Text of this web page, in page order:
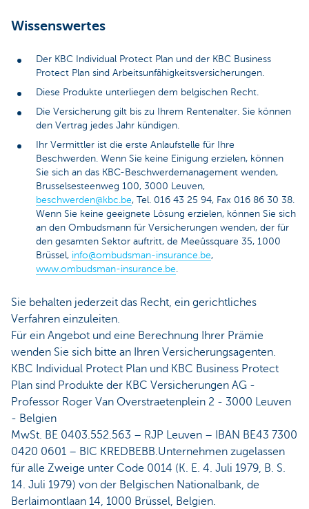
Wissenswertes
Der KBC Individual Protect Plan und der KBC Business
Protect Plan sind Arbeitsunfähigkeitsversicherungen.
Diese Produkte unterliegen dem belgischen Recht.
Die Versicherung gilt bis zu Ihrem Rentenalter. Sie können
den Vertrag jedes Jahr kündigen.
Ihr Vermittler ist die erste Anlaufstelle für Ihre
Beschwerden. Wenn Sie keine Einigung erzielen, können
Sie sich an das KBC-Beschwerdemanagement wenden,
Brusselsesteenweg 100, 3000 Leuven,
beschwerden@kbc.be, Tel. 016 43 25 94, Fax 016 86 30 38.
Wenn Sie keine geeignete Lösung erzielen, können Sie sich
an den Ombudsmann für Versicherungen wenden, der für
den gesamten Sektor auftritt, de Meeûssquare 35, 1000
Brüssel, info@ombudsman-insurance.be,
www.ombudsman-insurance.be
Sie behalten jederzeit das Recht, ein gerichtliches
Verfahren einzuleiten.
Für ein Angebot und eine Berechnung Ihrer Prämie
wenden Sie sich bitte an Ihren Versicherungsagenten.
KBC Individual Protect Plan und KBC Business Protect
Plan sind Produkte der KBC Versicherungen AG -
Professor Roger Van Overstraetenplein 2 - 3000 Leuven
- Belgien
MwSt. BE 0403.552.563 – RJP Leuven – IBAN BE43 7300
0420 0601 – BIC KREDBEBB.Unternehmen zugelassen
für alle Zweige unter Code 0014 (K. E. 4. Juli 1979, B. S.
14. Juli 1979) von der Belgischen Nationalbank, de
Berlaimontlaan 14, 1000 Brüssel, Belgien.